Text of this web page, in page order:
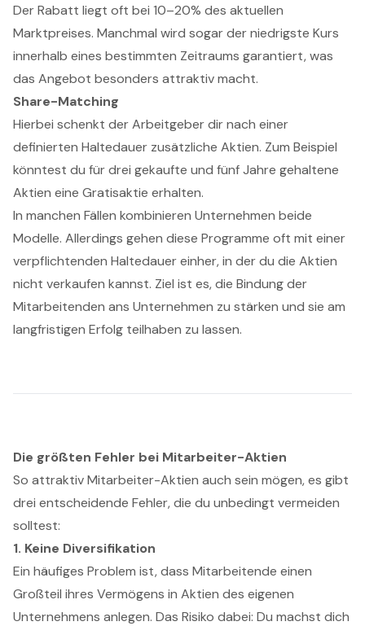
Der Rabatt liegt oft bei 10–20% des aktuellen
Marktpreises. Manchmal wird sogar der niedrigste Kurs
innerhalb eines bestimmten Zeitraums garantiert, was
das Angebot besonders attraktiv macht.
Share-Matching
Hierbei schenkt der Arbeitgeber dir nach einer
definierten Haltedauer zusätzliche Aktien. Zum Beispiel
könntest du für drei gekaufte und fünf Jahre gehaltene
Aktien eine Gratisaktie erhalten.
In manchen Fällen kombinieren Unternehmen beide
Modelle. Allerdings gehen diese Programme oft mit einer
verpflichtenden Haltedauer einher, in der du die Aktien
nicht verkaufen kannst. Ziel ist es, die Bindung der
Mitarbeitenden ans Unternehmen zu stärken und sie am
langfristigen Erfolg teilhaben zu lassen.
Die größten Fehler bei Mitarbeiter-Aktien
So attraktiv Mitarbeiter-Aktien auch sein mögen, es gibt
drei entscheidende Fehler, die du unbedingt vermeiden
solltest:
1. Keine Diversifikation
Ein häufiges Problem ist, dass Mitarbeitende einen
Großteil ihres Vermögens in Aktien des eigenen
Unternehmens anlegen. Das Risiko dabei: Du machst dich